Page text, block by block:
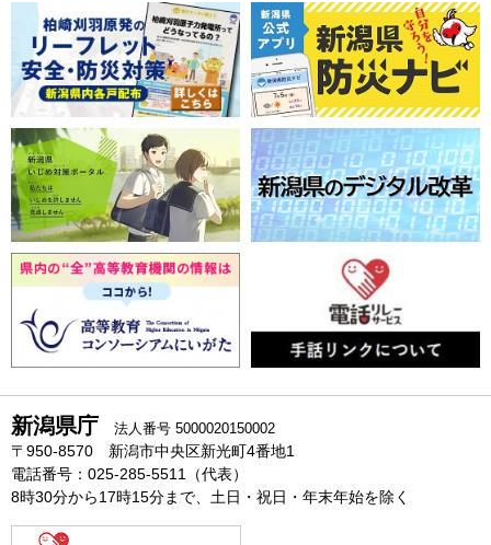
新潟県庁 法人番号 5000020150002
〒950-8570 新潟市中央区新光町4番地1
電話番号：025-285-5511（代表）
8時30分から17時15分まで、土日・祝日・年末年始を除く